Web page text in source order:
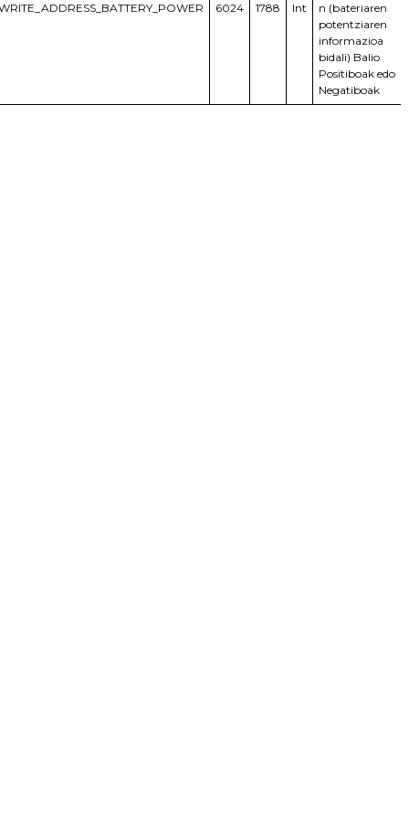
6024 1788 Int
n (bateriaren
potentziaren
informazioa
bidali) Balio
Positiboak edo
Negatiboak